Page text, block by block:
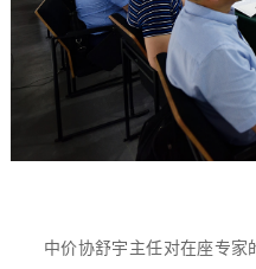
中价协舒宇主任对在座专家